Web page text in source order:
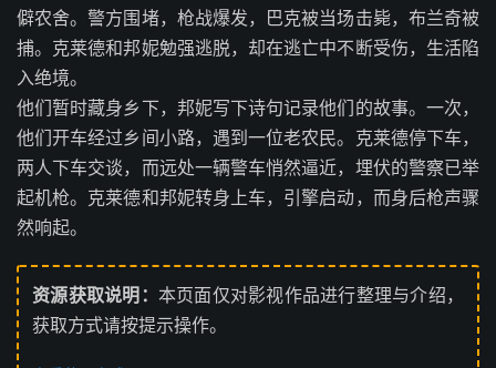
僻农舍。警方围堵，枪战爆发，巴克被当场击毙，布兰奇被
捕。克莱德和邦妮勉强逃脱，却在逃亡中不断受伤，生活陷
入绝境。
他们暂时藏身乡下，邦妮写下诗句记录他们的故事。一次，
他们开车经过乡间小路，遇到一位老农民。克莱德停下车，
两人下车交谈，而远处一辆警车悄然逼近，埋伏的警察已举
起机枪。克莱德和邦妮转身上车，引擎启动，而身后枪声骤
然响起。
资源获取说明： 本页面仅对影视作品进行整理与介绍，
获取方式请按提示操作。